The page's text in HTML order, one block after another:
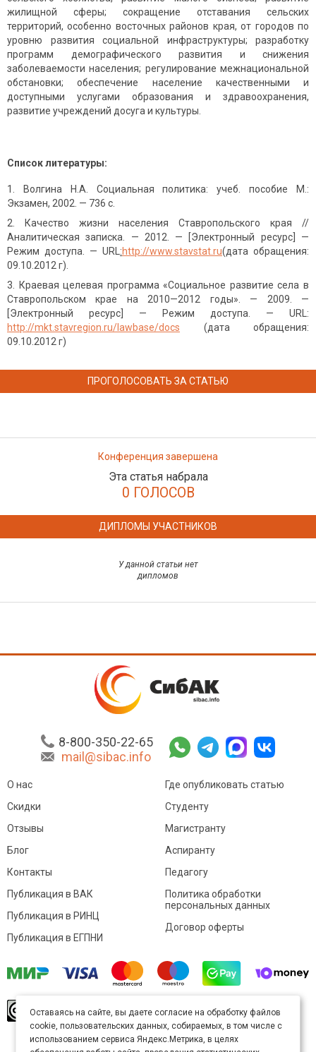
жилищной сферы; сокращение отставания сельских
территорий, особенно восточных районов края, от городов по
уровню развития социальной инфраструктуры; разработку
программ демографического развития и снижения
заболеваемости населения; регулирование межнациональной
обстановки; обеспечение население качественными и
доступными услугами образования и здравоохранения,
развитие учреждений досуга и культуры.
Список литературы:
Волгина Н.А. Социальная политика: учеб. пособие М.:
Экзамен, 2002. — 736 с.
Качество жизни населения Ставропольского края //
Аналитическая записка. — 2012. — [Электронный ресурс] —
Режим доступа. — URL :http://www.stavstat.ru(дата обращения:
09.10.2012 г).
Краевая целевая программа «Социальное развитие села в
Ставропольском крае на 2010—2012 годы». — 2009. —
[Электронный ресурс] — Режим доступа. — URL:
http://mkt.stavregion.ru/lawbase/docs (дата обращения:
09.10.2012 г)
ПРОГОЛОСОВАТЬ ЗА СТАТЬЮ
Конференция завершена
Эта статья набрала
0 ГОЛОСОВ
ДИПЛОМЫ УЧАСТНИКОВ
У данной статьи нет
дипломов
8-800-350-22-65
mail@sibac.info
О нас
Скидки
Отзывы
Блог
Контакты
Где опубликовать статью
Студенту
Магистранту
Аспиранту
Педагогу
Публикация в ВАК
Публикация в РИНЦ
Публикация в ЕГПНИ
Политика обработки
персональных данных
Договор оферты
произведение доступно полицензии Creative
Commons «Attribution» («Атрибуция») 4.0
Непортированная.
Оставаясь на сайте, вы даете согласие на обработку файлов
cookie, пользовательских данных, собираемых, в том числе с
использованием сервиса Яндекс.Метрика, в целях